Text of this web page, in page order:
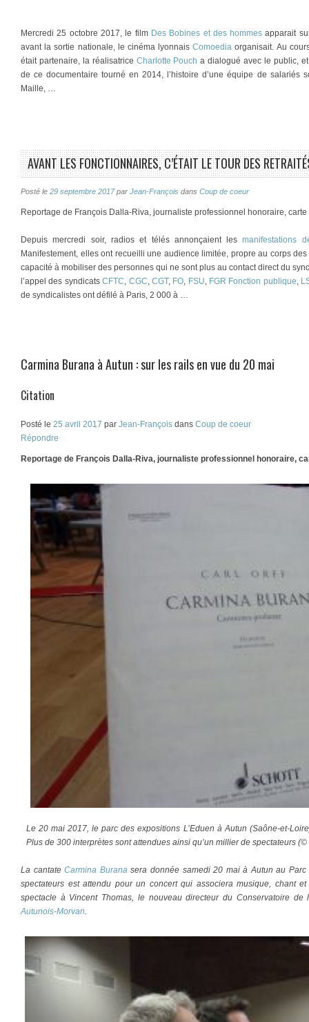
Mercredi 25 octobre 2017, le film Des Bobines et des hommes apparait
avant la sortie nationale, le cinéma lyonnaisComoediaorganisait. Au
était partenaire, la réalisatrice Charlotte Pouch a dialogué avec le public,
de ce documentaire tourné en 2014, l’histoire d’une équipe de salariés
Maille, …
AVANT LES FONCTIONNAIRES, C’ÉTAIT LE TOUR DES
Posté le 29 septembre 2017 par Jean-François dans Coup de coeur
Reportage de François Dalla-Riva, journaliste professionnel honoraire,
Depuis mercredi soir, radios et télés annonçaient lesmanifestations
Manifestement, elles ont recueilli une audience limitée, propre au corps
capacité à mobiliser des personnes qui ne sont plus au contact direct du
l’appel des syndicatsCFTC, CGC, CGT, FO, FSU, FGR Fonction publique,
de syndicalistes ont défilé à Paris, 2 000 à …
Carmina Burana à Autun : sur les rails en vue du 20 mai
Citation
Posté le 25 avril 2017 par Jean-François dans Coup de coeur
Répondre
Reportage de François Dalla-Riva, journaliste professionnel honoraire,
Le 20 mai 2017, le parc des expositions L’Eduen à Autun (Saône-et-
Plus de 300 interprètes sont attendues ainsi qu’un millier de spectateurs
La cantateCarmina Buranasera donnée samedi 20 mai à Autun au Parc
spectateurs est attendu pour un concert qui associera musique, chant
spectacle à Vincent Thomas, le nouveau directeur du Conservatoire
Autunois-Morvan.